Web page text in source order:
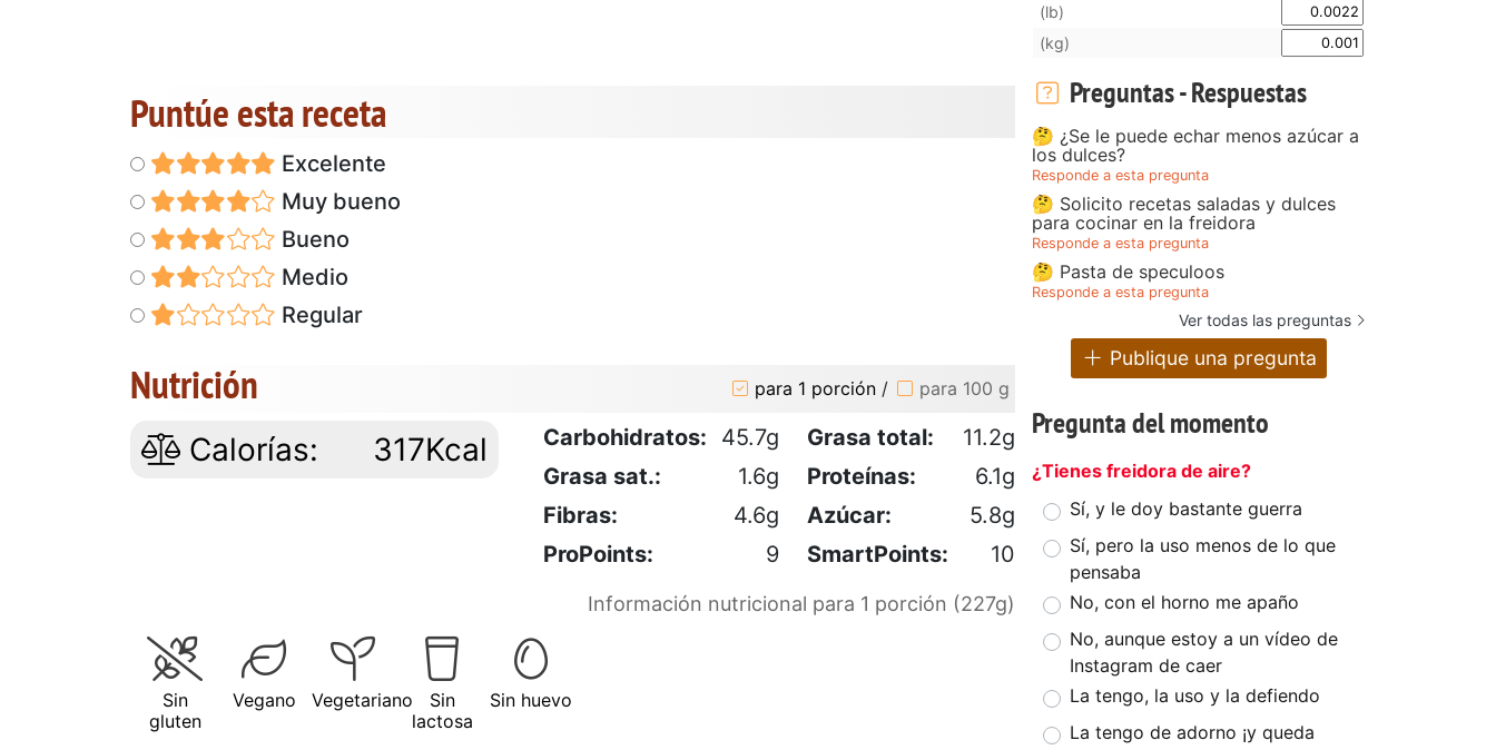
Puntúe esta receta
Excelente
Muy bueno
Bueno
Medio
Regular
Nutrición para 1 porción / para 100 g
Calorías: 317Kcal Carbohidratos: 45.7g Grasa total:
11.2g
Grasa sat.:
1.6g Proteínas:
6.1g
Fibras:
4.6g Azúcar:
5.8g
ProPoints:
9 SmartPoints: 10
Información nutricional para 1 porción (227g)
Sin
gluten
Vegano Vegetariano
Sin
lactosa
Sin huevo
(lb)
(kg)
Preguntas - Respuestas
🤔 ¿Se le puede echar menos azúcar a
los dulces?
Responde a esta pregunta
🤔 Solicito recetas saladas y dulces
para cocinar en la freidora
Responde a esta pregunta
🤔 Pasta de speculoos
Responde a esta pregunta
Ver todas las preguntas
Publique una pregunta
Pregunta del momento
¿Tienes freidora de aire?
Sí, y le doy bastante guerra
Sí, pero la uso menos de lo que
pensaba
No, con el horno me apaño
No, aunque estoy a un vídeo de
Instagram de caer
La tengo, la uso y la defiendo
La tengo de adorno ¡y queda